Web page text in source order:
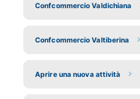
Confcommercio Valdichiana
Confcommercio Valtiberina
Aprire una nuova attività